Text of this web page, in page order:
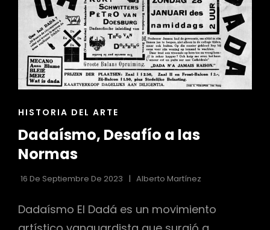
ENLACES
LAS
CATEGORÍAS
HISTORIA DEL ARTE
Dadaísmo, Desafío a las
Normas
16 De Septiembre De 2023 Alberto Martínez
Dadaísmo El Dadá es un movimiento